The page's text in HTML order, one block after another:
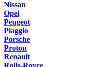
Nissan
Opel
Peugeot
Piaggio
Porsche
Proton
Renault
Rolls-Royce